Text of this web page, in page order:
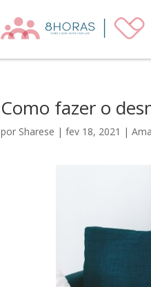
Como fazer o
por Sharese |fev 18, 2021 |